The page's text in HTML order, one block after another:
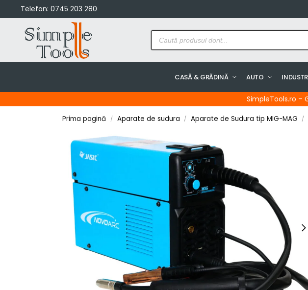
Telefon: 0745 203 280
CASĂ & GRĂDINĂ AUTO
SimpleTools.ro –
Prima pagină / Aparate de sudura / Aparate de Sudura tip MIG-MAG /